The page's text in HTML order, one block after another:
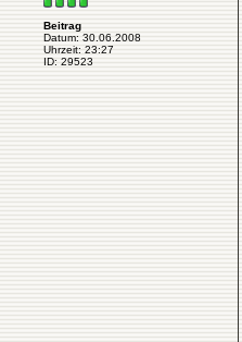
Beitrag
Datum: 30.06.2008
Uhrzeit: 23:27
ID: 29523